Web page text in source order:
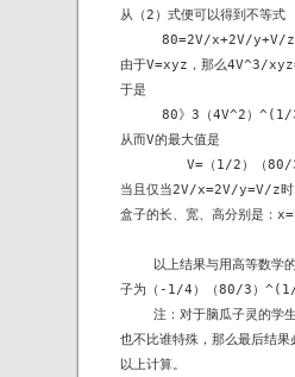
从（2）式便可以得到不等式
80=2V/x+2V/y+V/z
由于V=xyz，那么4V^3/
于是
80》3（4V^2）^(1/
从而V的最大值是
V=（1/2）（80/
当且仅当2V/x=2V/y=V/z时
盒子的长、宽、高分别
以上结果与用高等数学
子为（-1/4）（80/3）^(1/
注：对于脑瓜子灵的学
也不比谁特殊，那么最后结
以上计算。